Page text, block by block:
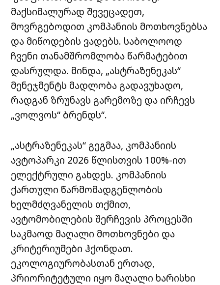
მაქსიმალურად შევეცადეთ,
მოვრგებოდით კომპანიის მოთხოვნებსა
და მიწოდების ვადებს. საბოლოოდ
ჩვენი თანამშრომლობა წარმატებით
დასრულდა. მინდა, „ასტრაზენეკას“
მენეჯმენტს მადლობა გადავუხადო,
რადგან ზრუნავს გარემოზე და ირჩევს
„ვოლვოს“ ბრენდს“.
„ასტრაზენეკას“ გეგმაა, კომპანიის
ავტოპარკი 2026 წლისთვის 100%-ით
ელექტრული გახდეს. კომპანიის
ქართული წარმომადგენლობის
ხელმძღვანელის თქმით,
ავტომობილების შერჩევის პროცესში
საკმაოდ მაღალი მოთხოვნები და
კრიტერიუმები ჰქონდათ.
ეკოლოგიურობასთან ერთად,
პრიორიტეტული იყო მაღალი ხარისხი